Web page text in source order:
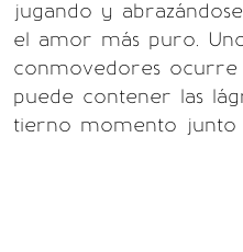
jugando y
el amor más puro.
conmovedores
puede contener las
tierno momento junto